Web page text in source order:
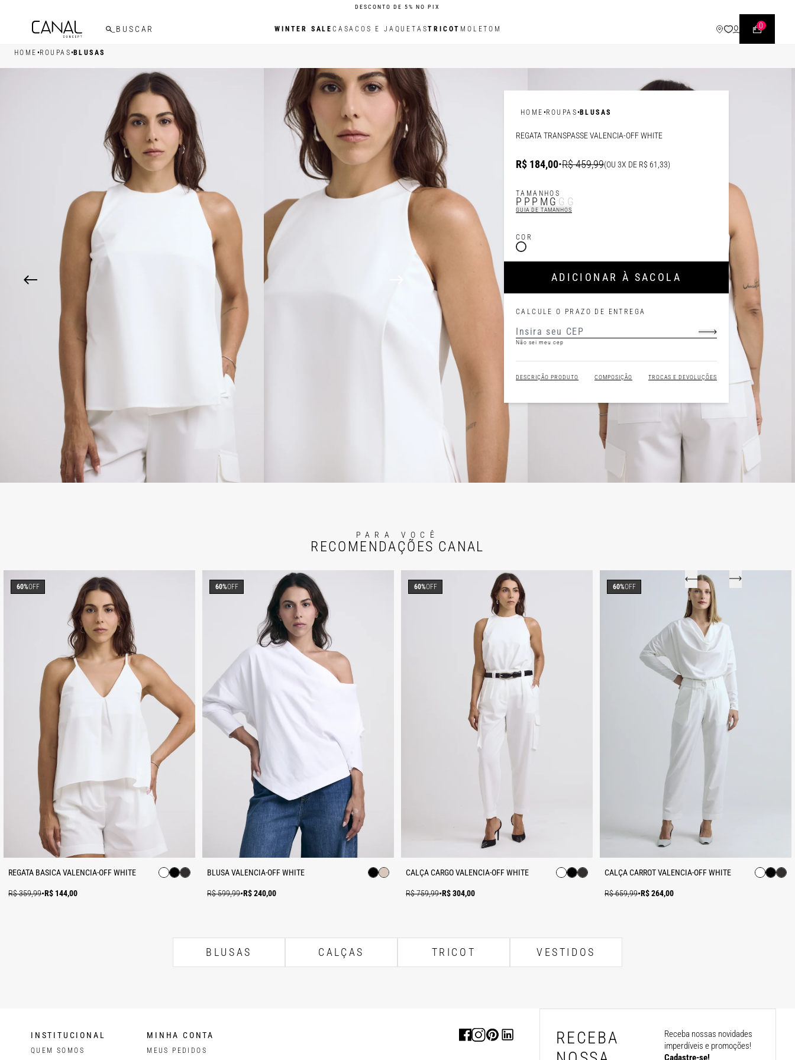
DESCONTO DE 5% NO PIX
WINTER SALE CASACOS E JAQUETASTRICOT MOLETOM 0
HOME •ROUPAS•BLUSAS
HOME •ROUPAS•BLUSAS
REGATA TRANSPASSE VALENCIA-OFF WHITE
R$ 184,00•R$ 459,99(OU 3X DE R$ 61,33)
TAMANHOS
PP P M G GG
GUIA DE TAMANHOS
COR
ADICIONAR À SACOLA
CALCULE O PRAZO DE ENTREGA
Não sei meu cep
COMPOSIÇÃO
DESCRIÇÃO PRODUTO TROCAS E DEVOLUÇÕES
PARA VOCÊ
RECOMENDAÇÕES CANAL
REGATA BASICA VALENCIA-OFF WHITE
R$ 359,99•R$ 144,00
60%OFF
BLUSA VALENCIA-OFF WHITE
R$ 599,99•R$ 240,00
60%OFF
CALÇA CARGO VALENCIA-OFF WHITE
R$ 759,99•R$ 304,00
60%OFF
CALÇA CARROT VALENCIA-OFF WHITE
R$ 659,99•R$ 264,00
60%OFF
BLUSAS CALÇAS TRICOT VESTIDOS
RECEBA
Receba nossas novidades
imperdíveis e promoções!
Cadastre-se!
INSTITUCIONAL
QUEM SOMOS
MINHA CONTA
MEUS PEDIDOS